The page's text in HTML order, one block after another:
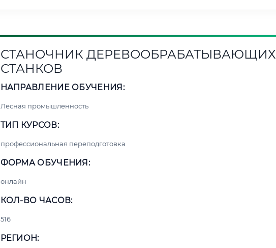
СТАНОЧНИК ДЕРЕВООБРАБАТЫВАЮЩИХ
СТАНКОВ
НАПРАВЛЕНИЕ ОБУЧЕНИЯ:
Лесная промышленность
ТИП КУРСОВ:
профессиональная переподготовка
ФОРМА ОБУЧЕНИЯ:
онлайн
КОЛ-ВО ЧАСОВ:
516
РЕГИОН: